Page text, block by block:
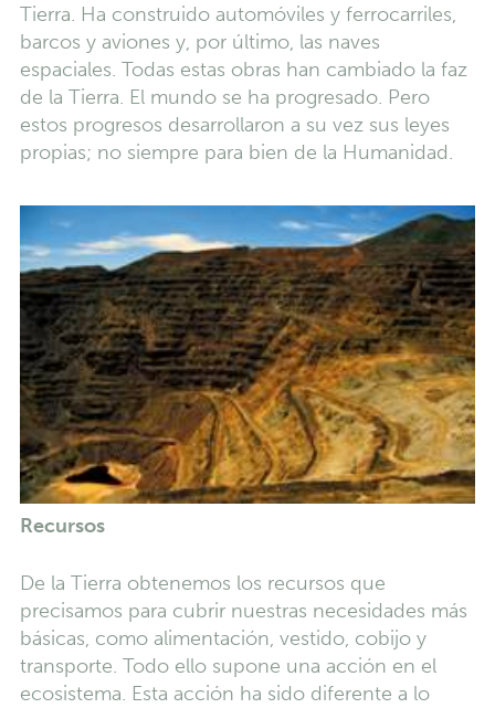
Tierra. Ha construido automóviles y ferrocarriles,
barcos y aviones y, por último, las naves
espaciales. Todas estas obras han cambiado la faz
de la Tierra. El mundo se ha progresado. Pero
estos progresos desarrollaron a su vez sus leyes
propias; no siempre para bien de la Humanidad.
Recursos
De la Tierra obtenemos los recursos que
precisamos para cubrir nuestras necesidades más
básicas, como alimentación, vestido, cobijo y
transporte. Todo ello supone una acción en el
ecosistema. Esta acción ha sido diferente a lo